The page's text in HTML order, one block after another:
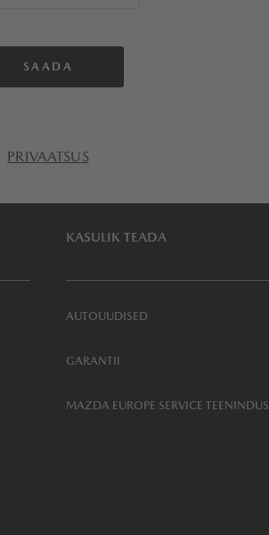
PRIVAATSUS
KASULIK TEADA
AUTOUUDISED
GARANTII
MAZDA EUROPE SERVICE TEENINDUS